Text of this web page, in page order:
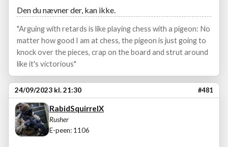
Den du nævner der, kan ikke.
"Arguing with retards is like playing chess with a pigeon: No
matter how good I am at chess, the pigeon is just going to
knock over the pieces, crap on the board and strut around
like it's victorious"
24/09/2023 kl. 21:30 #481
RabidSquirrelX
Rusher
E-peen: 1106